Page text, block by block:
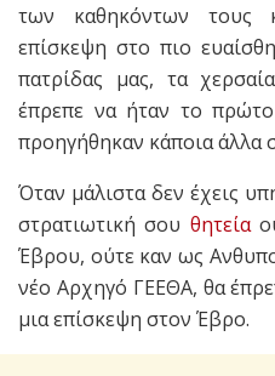
των καθηκόντων τους
επίσκεψη στο πιο
πατρίδας μας, τα
έπρεπε να ήταν το
προηγήθηκαν κάποια άλλα
Όταν μάλιστα δεν έχεις
στρατιωτική σου θητεία
Έβρου, ούτε καν ως
νέο Αρχηγό ΓΕΕΘΑ, θα
μια επίσκεψη στον Έβρο.